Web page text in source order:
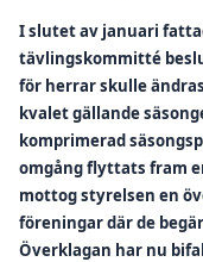
I slutet av januari
tävlingskommitté
för herrar skulle
kvalet gällande
komprimerad
omgång flyttats fram
mottog styrelsen en
föreningar där de
Överklagan har nu